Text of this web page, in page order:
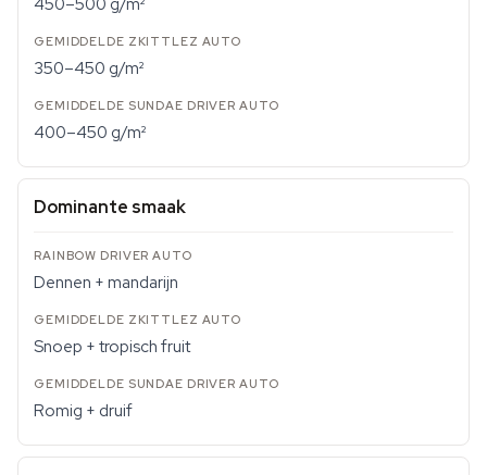
450–500 g/m²
350–450 g/m²
400–450 g/m²
Dominante smaak
Dennen + mandarijn
Snoep + tropisch fruit
Romig + druif